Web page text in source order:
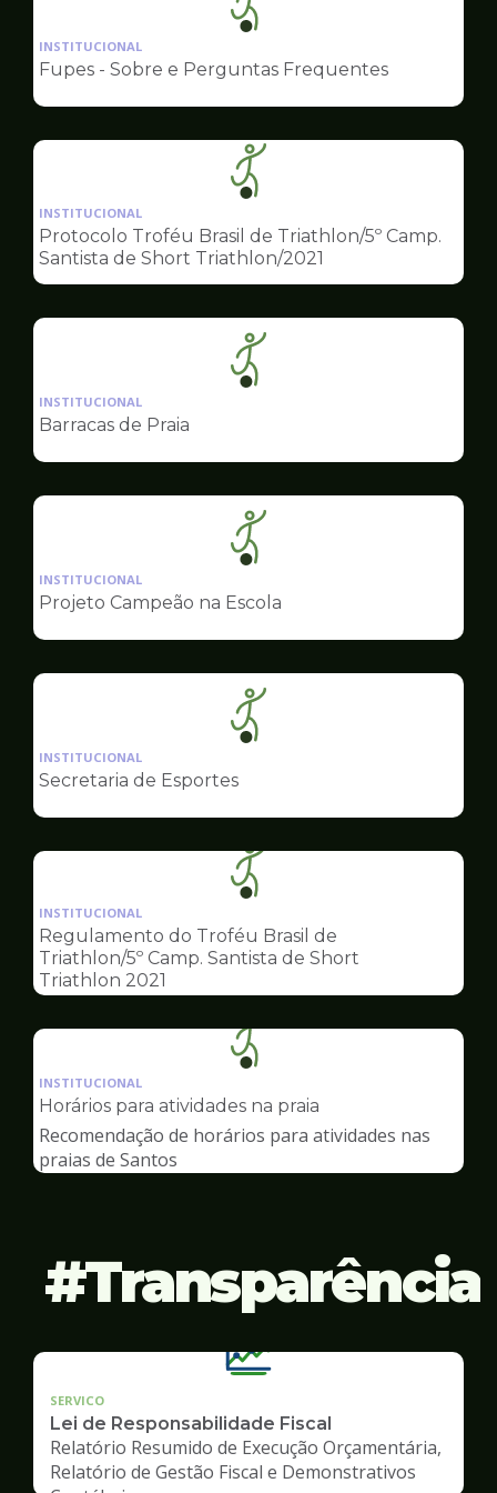
Ilustração
da
pagina
Esportes
INSTITUCIONAL
Fupes - Sobre e Perguntas Frequentes
Ilustração
da
pagina
de
Esportes
INSTITUCIONAL
Protocolo Troféu Brasil de Triathlon/5º Camp.
Santista de Short Triathlon/2021
Ilustração
da
Esportes
INSTITUCIONAL
Barracas de Praia
Ilustração
da
pagina
Esportes
INSTITUCIONAL
Projeto Campeão na Escola
Ilustração
da
Esportes
INSTITUCIONAL
Secretaria de Esportes
Ilustração
da
pagina
de
INSTITUCIONAL
Regulamento do Troféu Brasil de
Triathlon/5º Camp. Santista de Short
Triathlon 2021
Ilustração
da
pagina
Esportes
INSTITUCIONAL
Horários para atividades na praia
Recomendação de horários para atividades nas
praias de Santos
Transparência
SERVICO
Lei de Responsabilidade Fiscal
Relatório Resumido de Execução Orçamentária,
Relatório de Gestão Fiscal e Demonstrativos